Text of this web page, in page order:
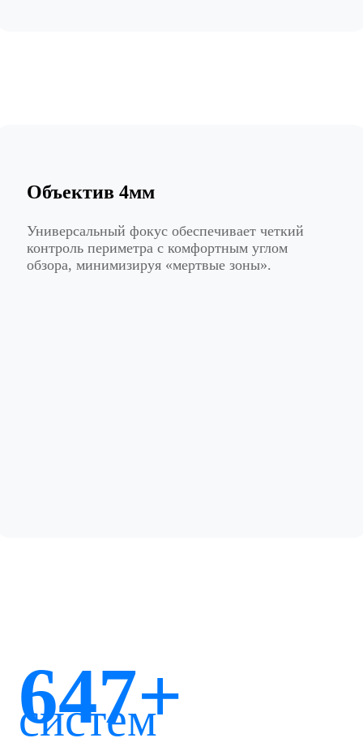
Объектив 4мм
Универсальный фокус обеспечивает четкий
контроль периметра с комфортным углом
обзора, минимизируя «мертвые зоны».
647+
систем